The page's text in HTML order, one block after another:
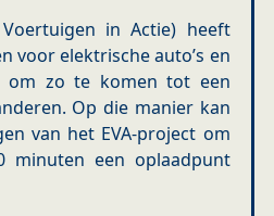
in Actie) heeft
voor elektrische auto’s en
om zo te komen tot een
Op die manier kan
van het EVA-project om
een oplaadpunt